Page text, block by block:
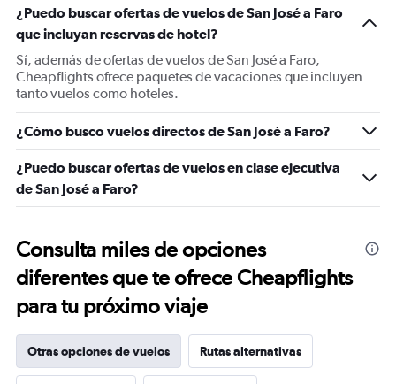
¿Puedo buscar ofertas de vuelos de San José a Faro
que incluyan reservas de hotel?
Sí, además de ofertas de vuelos de San José a Faro,
Cheapflights ofrece paquetes de vacaciones que incluyen
tanto vuelos como hoteles.
¿Cómo busco vuelos directos de San José a Faro?
¿Puedo buscar ofertas de vuelos en clase ejecutiva
de San José a Faro?
Consulta miles de opciones
diferentes que te ofrece Cheapflights
para tu próximo viaje
Otras opciones de vuelos Rutas alternativas